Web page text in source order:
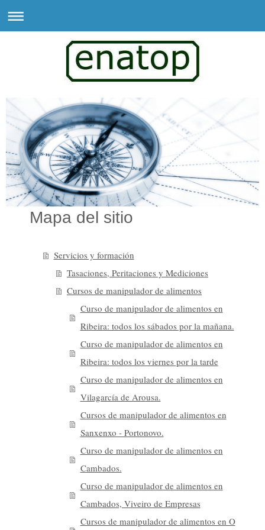
Mapa del sitio
Servicios y formación
Tasaciones, Peritaciones y Mediciones
Cursos de manipulador de alimentos
Curso de manipulador de alimentos en
Ribeira: todos los sábados por la mañana.
Curso de manipulador de alimentos en
Ribeira: todos los viernes por la tarde
Curso de manipulador de alimentos en
Vilagarcía de Arousa.
Cursos de manipulador de alimentos en
Sanxenxo - Portonovo.
Curso de manipulador de alimentos en
Cambados.
Curso de manipulador de alimentos en
Cambados, Viveiro de Empresas
Cursos de manipulador de alimentos en O